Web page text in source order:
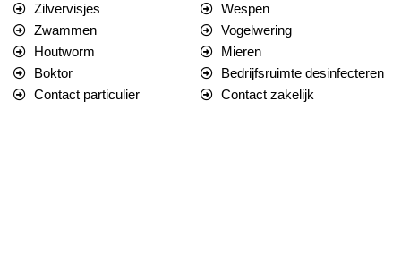
Zilvervisjes
Zwammen
Houtworm
Boktor
Contact particulier
Wespen
Vogelwering
Mieren
Bedrijfsruimte desinfecteren
Contact zakelijk